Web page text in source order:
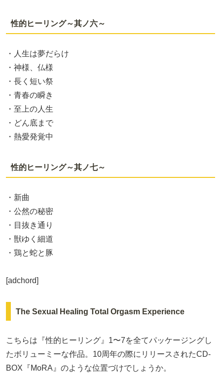
性的ヒーリング～其ノ六～
・人生は夢だらけ
・神様、仏様
・長く短い祭
・青春の瞬き
・至上の人生
・どん底まで
・熱愛発覚中
性的ヒーリング～其ノ七～
・新曲
・公然の秘密
・目抜き通り
・獣ゆく細道
・鶏と蛇と豚
[adchord]
The Sexual Healing Total Orgasm Experience
こちらは『性的ヒーリング』1〜7を全てパッケージングし
たボリューミーな作品。10周年の際にリリースされたCD-
BOX『MoRA』のような位置づけでしょうか。